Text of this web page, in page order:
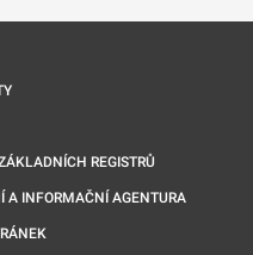
REGISTRŮ
A INFORMAČNÍ AGENTURA